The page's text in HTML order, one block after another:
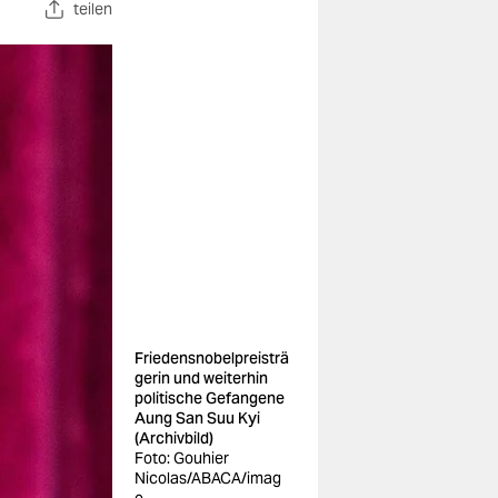
teilen
Friedensnobelpreisträ
gerin und weiterhin
politische Gefangene
Aung San Suu Kyi
(Archivbild)
Foto: Gouhier
Nicolas/ABACA/imag